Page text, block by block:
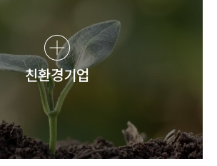
친환경기업